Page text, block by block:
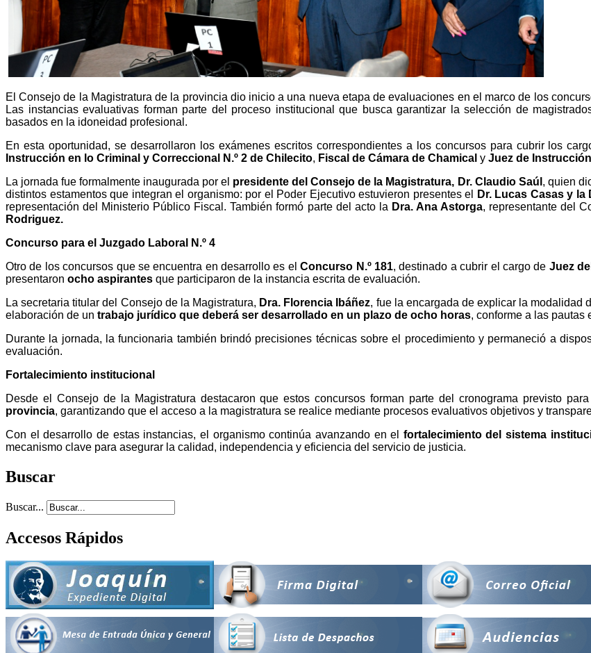
El Consejo de la Magistratura de la provincia dio inicio a una nueva etapa de evaluaciones en el marco de los
Las instancias evaluativas forman parte del proceso institucional que busca garantizar la selección de
basados en la idoneidad profesional.
En esta oportunidad, se desarrollaron los exámenes escritos correspondientes a los concursos para cubrir los
Instrucción en lo Criminal y Correccional N.º 2 de Chilecito, Fiscal de Cámara de Chamical y Juez de
La jornada fue formalmente inaugurada por el presidente del Consejo de la Magistratura, Dr. Claudio Saúl , quien
distintos estamentos que integran el organismo: por el Poder Ejecutivo estuvieron presentes el
Dr. Lucas Casas y la
representación del Ministerio Público Fiscal. También formó parte del acto la Dra. Ana Astorga, representante del
Rodriguez.
Concurso para el Juzgado Laboral N.º 4
Otro de los concursos que se encuentra en desarrollo es elConcurso N.º 181, destinado a cubrir el cargo de Juez
presentaron ocho aspirantes que participaron de la instancia escrita de evaluación.
La secretaria titular del Consejo de la Magistratura, Dra. Florencia Ibáñez, fue la encargada de explicar la modalidad
elaboración de un trabajo jurídico que deberá ser desarrollado en un plazo de ocho horas, conforme a las pautas
Durante la jornada, la funcionaria también brindó precisiones técnicas sobre el procedimiento y permaneció a
evaluación.
Fortalecimiento institucional
Desde el Consejo de la Magistratura destacaron que estos concursos forman parte del cronograma previsto para
provincia, garantizando que el acceso a la magistratura se realice mediante procesos evaluativos objetivos y
Con el desarrollo de estas instancias, el organismo continúa avanzando en el fortalecimiento del sistema
mecanismo clave para asegurar la calidad, independencia y eficiencia del servicio de justicia.
Buscar
Buscar...
Accesos Rápidos